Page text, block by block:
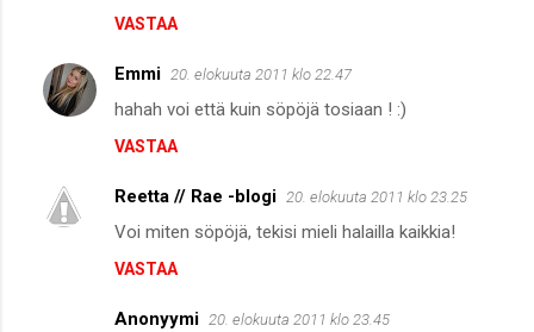
VASTAA
Emmi 20. elokuuta 2011 klo 22.47
hahah voi että kuin söpöjä tosiaan ! :)
VASTAA
Reetta // Rae -blogi 20. elokuuta 2011 klo 23.25
Voi miten söpöjä, tekisi mieli halailla kaikkia!
VASTAA
Anonyymi 20. elokuuta 2011 klo 23.45